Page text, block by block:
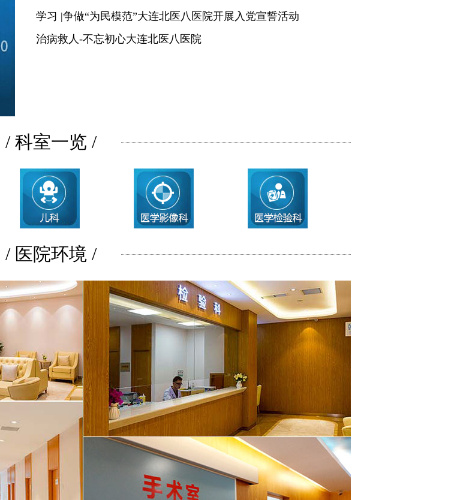
学习 |争做“为民模范”大连北医八医院开展入党宣誓活动
治病救人-不忘初心大连北医八医院
/ 科室一览 /
/ 医院环境 /